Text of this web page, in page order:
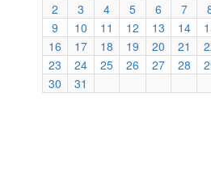
2
3 4 5 6 7
9
10 11 12 13 14
16
17 18 19 20 21
23
24 25 26 27 28
30
31